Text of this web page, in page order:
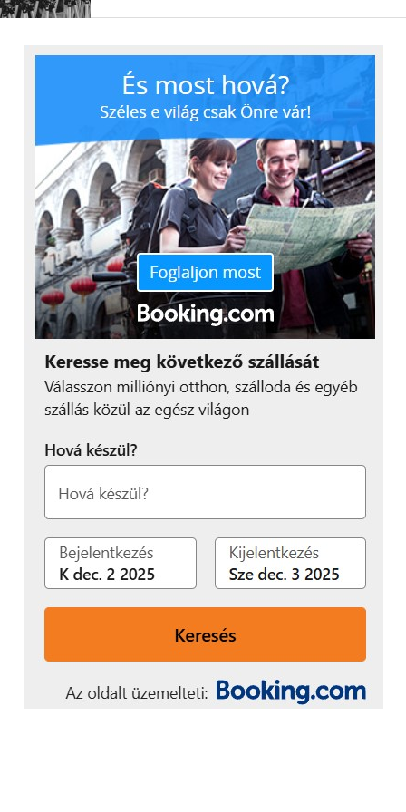
A videókészítés “alphája” és omegája
A pehelykönnyű, kompakt (kb. 302g / 102mm x
58mm x 43mm[xv])
bárhová magával
viheti és olyan helyekre is felszerelhető, ahol
nagyobb méretű fényképezőgépek már nem
férnének el. Méretéhez képest azonban számos
professzionális szintű videós képességekkel